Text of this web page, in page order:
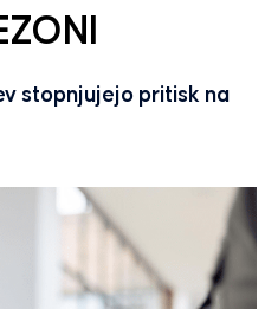
stopnjujejo pritisk na